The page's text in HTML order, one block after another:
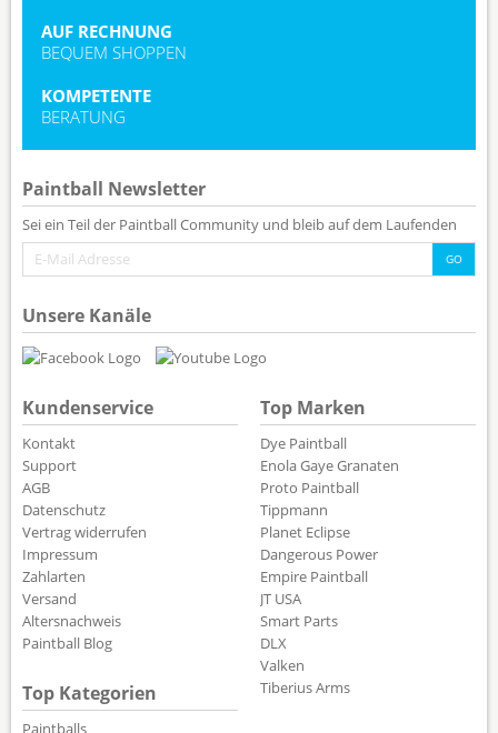
AUF RECHNUNG
BEQUEM SHOPPEN
KOMPETENTE
BERATUNG
Paintball Newsletter
Sei ein Teil der Paintball Community und bleib auf dem Laufenden
Unsere Kanäle
Kundenservice
Kontakt
Support
AGB
Datenschutz
Vertrag widerrufen
Impressum
Zahlarten
Versand
Altersnachweis
Paintball Blog
Top Kategorien
Paintballs
Top Marken
Dye Paintball
Enola Gaye Granaten
Proto Paintball
Tippmann
Planet Eclipse
Dangerous Power
Empire Paintball
JT USA
Smart Parts
DLX
Valken
Tiberius Arms